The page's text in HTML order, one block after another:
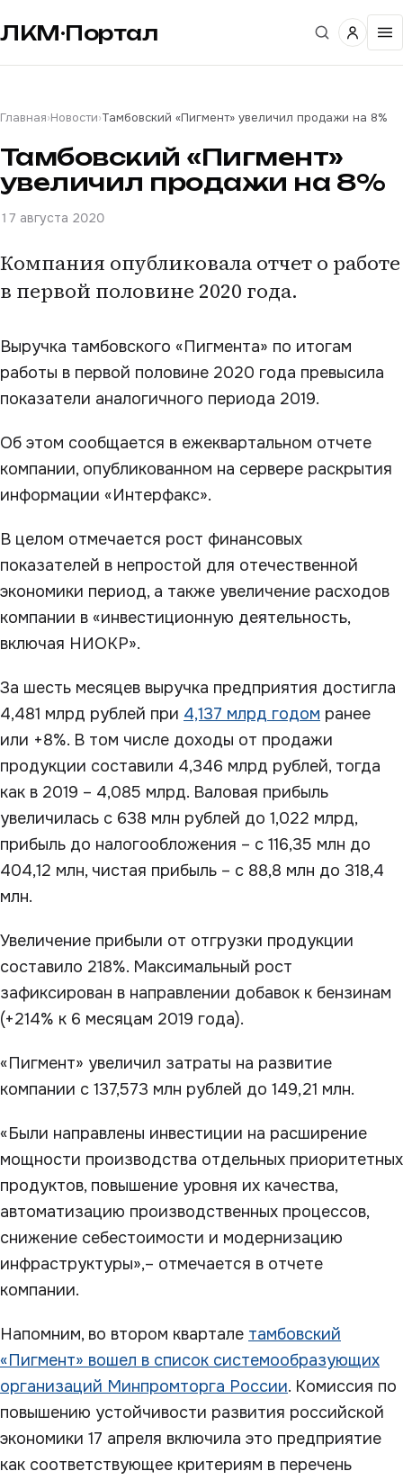
ЛКМ·Портал
Главная›Новости›Тамбовский «Пигмент» увеличил продажи на 8%
Тамбовский «Пигмент»
увеличил продажи на 8%
17 августа 2020
Компания опубликовала отчет о работе
в первой половине 2020 года.
Выручка тамбовского «Пигмента» по итогам
работы в первой половине 2020 года превысила
показатели аналогичного периода 2019.
Об этом сообщается в ежеквартальном отчете
компании, опубликованном на сервере раскрытия
информации «Интерфакс».
В целом отмечается рост финансовых
показателей в непростой для отечественной
экономики период, а также увеличение расходов
компании в «инвестиционную деятельность,
включая НИОКР».
За шесть месяцев выручка предприятия достигла
4,481 млрд рублей при 4,137 млрд годом ранее
или +8%. В том числе доходы от продажи
продукции составили 4,346 млрд рублей, тогда
как в 2019 – 4,085 млрд. Валовая прибыль
увеличилась с 638 млн рублей до 1,022 млрд,
прибыль до налогообложения – с 116,35 млн до
404,12 млн, чистая прибыль – с 88,8 млн до 318,4
млн.
Увеличение прибыли от отгрузки продукции
составило 218%. Максимальный рост
зафиксирован в направлении добавок к бензинам
(+214% к 6 месяцам 2019 года).
«Пигмент» увеличил затраты на развитие
компании с 137,573 млн рублей до 149,21 млн.
«Были направлены инвестиции на расширение
мощности производства отдельных приоритетных
продуктов, повышение уровня их качества,
автоматизацию производственных процессов,
снижение себестоимости и модернизацию
инфраструктуры»,– отмечается в отчете
компании.
Напомним, во втором квартале тамбовский
«Пигмент» вошел в список системообразующих
организаций Минпромторга России. Комиссия по
повышению устойчивости развития российской
экономики 17 апреля включила это предприятие
как соответствующее критериям в перечень